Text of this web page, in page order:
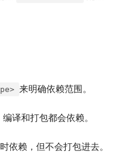
来明确依赖范围。
编译和打包都会依赖。
依赖，但不会打包进去。